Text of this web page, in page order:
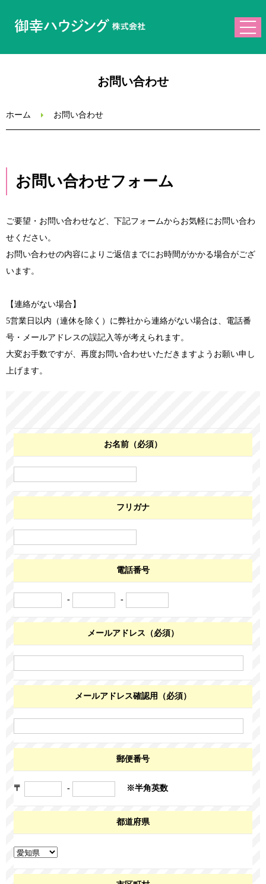
ブログ
お問い合わせ
ホーム お問い合わせ
お問い合わせフォーム
ご要望・お問い合わせなど、下記フォームからお気軽にお問い合わ
せください。
お問い合わせの内容によりご返信までにお時間がかかる場合がござ
います。
【連絡がない場合】
5営業日以内（連休を除く）に弊社から連絡がない場合は、電話番
号・メールアドレスの誤記入等が考えられます。
大変お手数ですが、再度お問い合わせいただきますようお願い申し
上げます。
お名前（必須）
フリガナ
電話番号
- -
メールアドレス（必須）
メールアドレス確認用（必須）
郵便番号
〒 - ※半角英数
都道府県